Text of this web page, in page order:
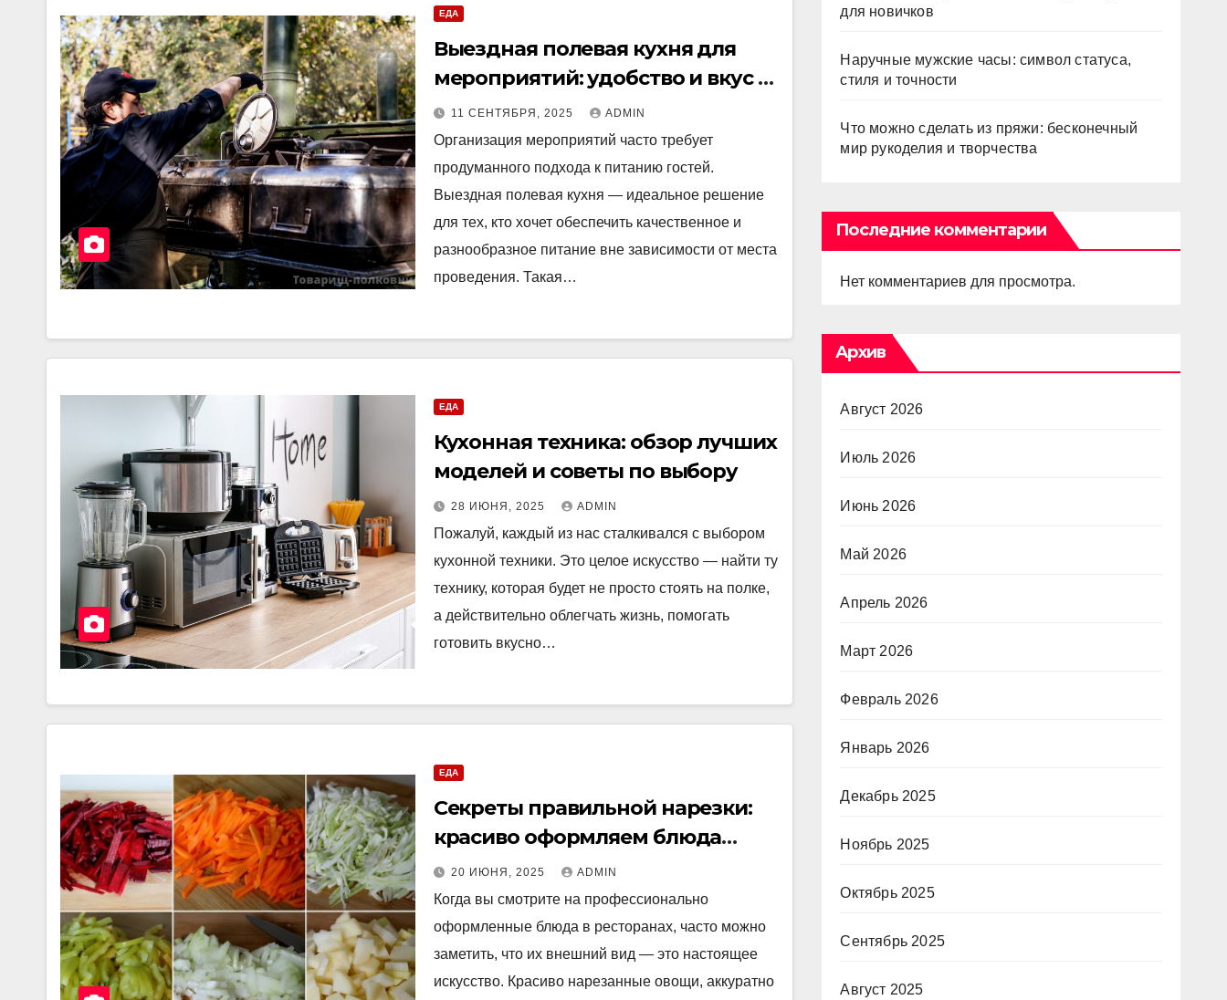
ЕДА
Выездная полевая кухня для
мероприятий: удобство и вкус в
любом месте
11 СЕНТЯБРЯ, 2025 ADMIN
Организация мероприятий часто требует
продуманного подхода к питанию гостей.
Выездная полевая кухня — идеальное решение
для тех, кто хочет обеспечить качественное и
разнообразное питание вне зависимости от места
проведения. Такая…
ЕДА
Кухонная техника: обзор лучших
моделей и советы по выбору
28 ИЮНЯ, 2025 ADMIN
Пожалуй, каждый из нас сталкивался с выбором
кухонной техники. Это целое искусство — найти ту
технику, которая будет не просто стоять на полке,
а действительно облегчать жизнь, помогать
готовить вкусно…
ЕДА
Секреты правильной нарезки:
красиво оформляем блюда
легко и красиво
20 ИЮНЯ, 2025 ADMIN
Когда вы смотрите на профессионально
оформленные блюда в ресторанах, часто можно
заметить, что их внешний вид — это настоящее
искусство. Красиво нарезанные овощи, аккуратно
для новичков
Наручные мужские часы: символ статуса,
стиля и точности
Что можно сделать из пряжи: бесконечный
мир рукоделия и творчества
Последние комментарии
Нет комментариев для просмотра.
Архив
Август 2026
Июль 2026
Июнь 2026
Май 2026
Апрель 2026
Март 2026
Февраль 2026
Январь 2026
Декабрь 2025
Ноябрь 2025
Октябрь 2025
Сентябрь 2025
Август 2025